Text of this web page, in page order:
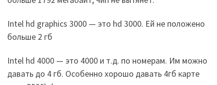
Intel hd graphics 3000 — это hd 3000. Ей не положено
больше 2 гб
Intel hd 4000 — это 4000 и т.д. по номерам. Им можно
давать до 4 гб. Особенно хорошо давать 4гб карте